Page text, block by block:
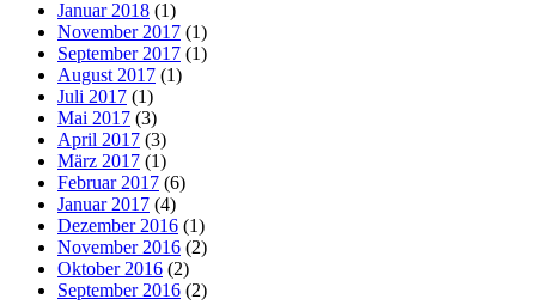
Januar 2018 (1)
November 2017 (1)
September 2017 (1)
August 2017 (1)
Juli 2017 (1)
Mai 2017 (3)
April 2017 (3)
März 2017 (1)
Februar 2017 (6)
Januar 2017 (4)
Dezember 2016 (1)
November 2016 (2)
Oktober 2016 (2)
September 2016 (2)